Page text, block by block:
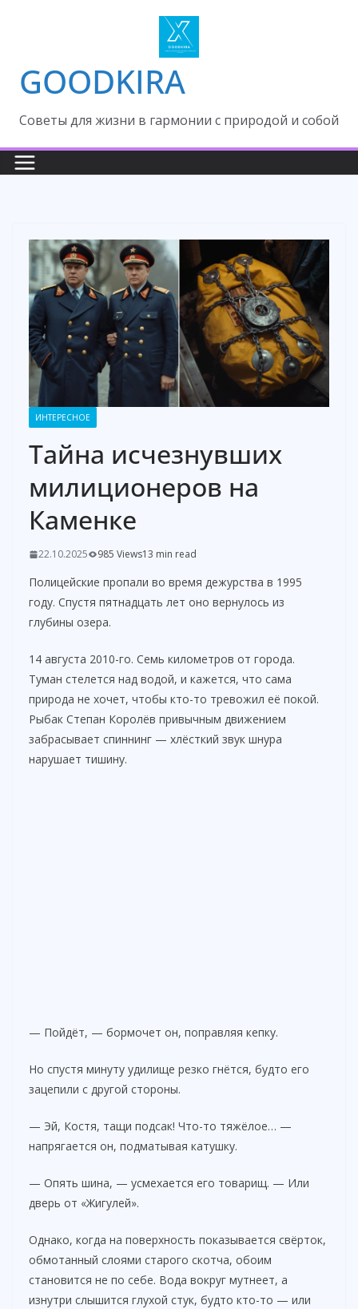
GOODKIRA
Cоветы для жизни в гармонии с природой и собой
ИНТЕРЕСНОЕ
Тайна исчезнувших
милиционеров на
Каменке
22.10.2025 985 Views13 min read
Полицейские пропали во время дежурства в 1995
году. Спустя пятнадцать лет оно вернулось из
глубины озера.
14 августа 2010-го. Семь километров от города.
Туман стелется над водой, и кажется, что сама
природа не хочет, чтобы кто-то тревожил её покой.
Рыбак Степан Королёв привычным движением
забрасывает спиннинг — хлёсткий звук шнура
нарушает тишину.
— Пойдёт, — бормочет он, поправляя кепку.
Но спустя минуту удилище резко гнётся, будто его
зацепили с другой стороны.
— Эй, Костя, тащи подсак! Что-то тяжёлое… —
напрягается он, подматывая катушку.
— Опять шина, — усмехается его товарищ. — Или
дверь от «Жигулей».
Однако, когда на поверхность показывается свёрток,
обмотанный слоями старого скотча, обоим
становится не по себе. Вода вокруг мутнеет, а
изнутри слышится глухой стук, будто кто-то — или